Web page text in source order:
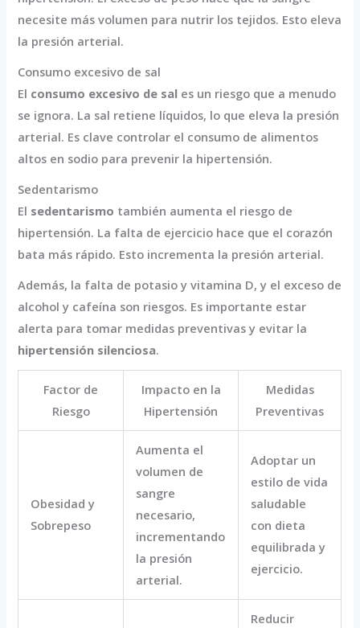
necesite más volumen para nutrir los tejidos. Esto eleva
la presión arterial.
Consumo excesivo de sal
El consumo excesivo de sal es un riesgo que a menudo
se ignora. La sal retiene líquidos, lo que eleva la presión
arterial. Es clave controlar el consumo de alimentos
altos en sodio para prevenir la hipertensión.
Sedentarismo
El sedentarismo también aumenta el riesgo de
hipertensión. La falta de ejercicio hace que el corazón
bata más rápido. Esto incrementa la presión arterial.
Además, la falta de potasio y vitamina D, y el exceso de
alcohol y cafeína son riesgos. Es importante estar
alerta para tomar medidas preventivas y evitar la
hipertensión silenciosa.
Factor de
Riesgo
Impacto en la
Hipertensión
Medidas
Preventivas
Obesidad y
Sobrepeso
Aumenta el
volumen de
sangre
necesario,
incrementando
la presión
arterial.
Adoptar un
estilo de vida
saludable
con dieta
equilibrada y
ejercicio.
Reducir